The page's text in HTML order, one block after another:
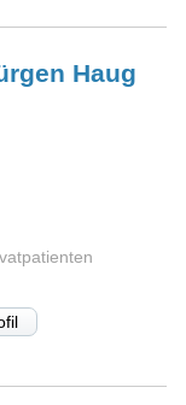
Haug